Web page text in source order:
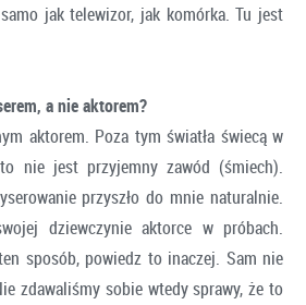
jak telewizor, jak komórka. Tu jest
a nie aktorem?
aktorem. Poza tym światła świecą w
nie jest przyjemny zawód (śmiech).
przyszło do mnie naturalnie.
dziewczynie aktorce w próbach.
sposób, powiedz to inaczej. Sam nie
zdawaliśmy sobie wtedy sprawy, że to